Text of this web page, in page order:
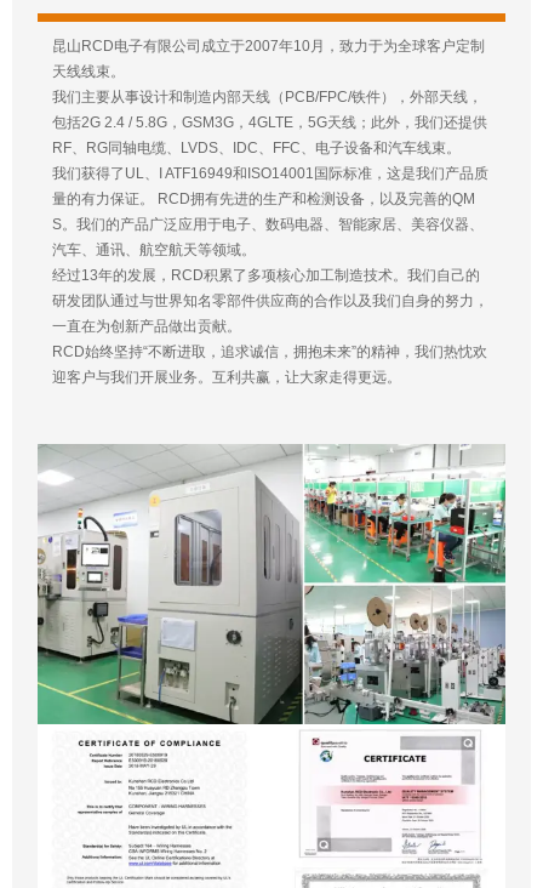
昆山RCD电子有限公司成立于2007年10月，致力于为全球客户定制
天线线束。
我们主要从事设计和制造内部天线（PCB/FPC/铁件），外部天线，
包括2G 2.4 / 5.8G，GSM3G，4GLTE，5G天线；此外，我们还提供
RF、RG同轴电缆、LVDS、IDC、FFC、电子设备和汽车线束。
我们获得了UL、I ATF16949和ISO14001国际标准，这是我们产品质
量的有力保证。 RCD拥有先进的生产和检测设备，以及完善的QM
S。我们的产品广泛应用于电子、数码电器、智能家居、美容仪器、
汽车、通讯、航空航天等领域。
经过13年的发展，RCD积累了多项核心加工制造技术。我们自己的
研发团队通过与世界知名零部件供应商的合作以及我们自身的努力，
一直在为创新产品做出贡献。
RCD始终坚持“不断进取，追求诚信，拥抱未来”的精神，我们热忱欢
迎客户与我们开展业务。互利共赢，让大家走得更远。